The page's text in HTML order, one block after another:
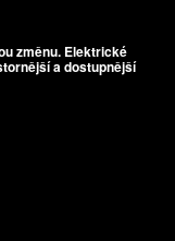
změnu. Elektrické
a dostupnější